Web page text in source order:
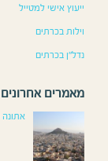
ייעוץ אישי למטייל
וילות בכרתים
נדל”ן בכרתים
מאמרים אחרונים
אתונה למטייל: 10